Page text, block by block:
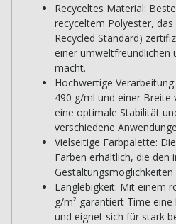
Recyceltes Material:
recyceltem Polyester, das
Recycled Standard)
einer umweltfreundlichen
macht.
Hochwertige
490 g/ml und einer
eine optimale Stabilität
verschiedene
Vielseitige Farbpalette:
Farben erhältlich, die den
Langlebigkeit: Mit einem
g/m² garantiert Time
und eignet sich für stark